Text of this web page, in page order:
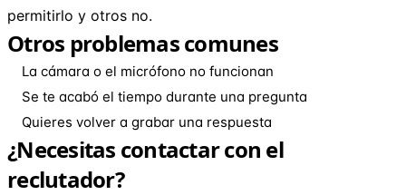
permitirlo y otros no.
Otros problemas comunes
La cámara o el micrófono no funcionan
Se te acabó el tiempo durante una pregunta
Quieres volver a grabar una respuesta
¿Necesitas contactar con el
reclutador?